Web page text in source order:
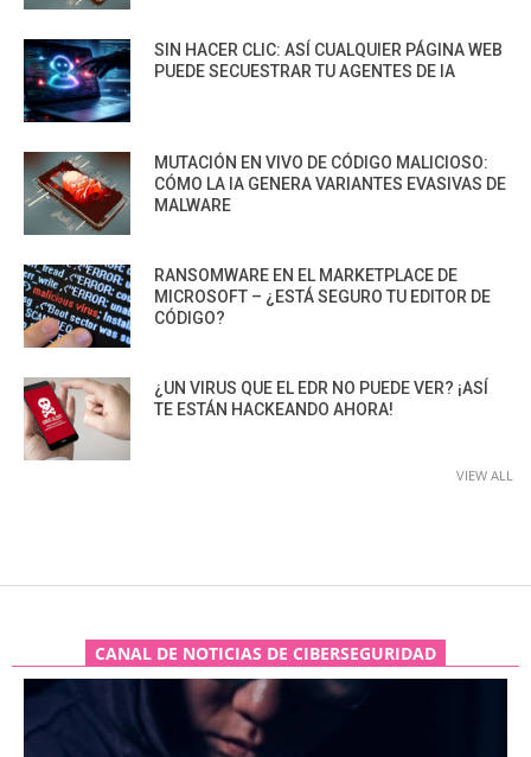
SIN HACER CLIC: ASÍ CUALQUIER PÁGINA WEB
PUEDE SECUESTRAR TU AGENTES DE IA
MUTACIÓN EN VIVO DE CÓDIGO MALICIOSO:
CÓMO LA IA GENERA VARIANTES EVASIVAS DE
MALWARE
RANSOMWARE EN EL MARKETPLACE DE
MICROSOFT – ¿ESTÁ SEGURO TU EDITOR DE
CÓDIGO?
¿UN VIRUS QUE EL EDR NO PUEDE VER? ¡ASÍ
TE ESTÁN HACKEANDO AHORA!
VIEW ALL
CANAL DE NOTICIAS DE CIBERSEGURIDAD